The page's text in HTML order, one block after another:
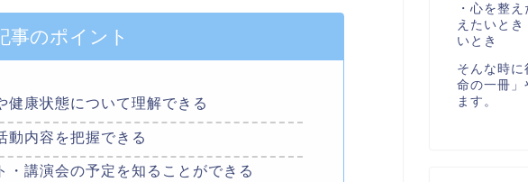
事のポイント
健康状態について理解できる
動内容を把握できる
・講演会の予定を知ることができる
・心を整
えたいと
いとき
そんな時
命の一冊」
ます。